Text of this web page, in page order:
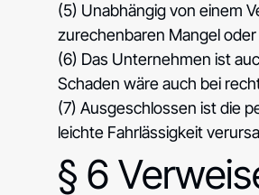
(5) Unabhängig von einem
zurechenbaren Mangel
(6) Das Unternehmen ist
Schaden wäre auch bei
(7) Ausgeschlossen ist die
leichte Fahrlässigkeit
§ 6